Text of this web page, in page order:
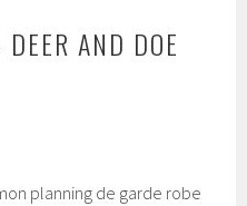
AND DOE
planning de garde robe